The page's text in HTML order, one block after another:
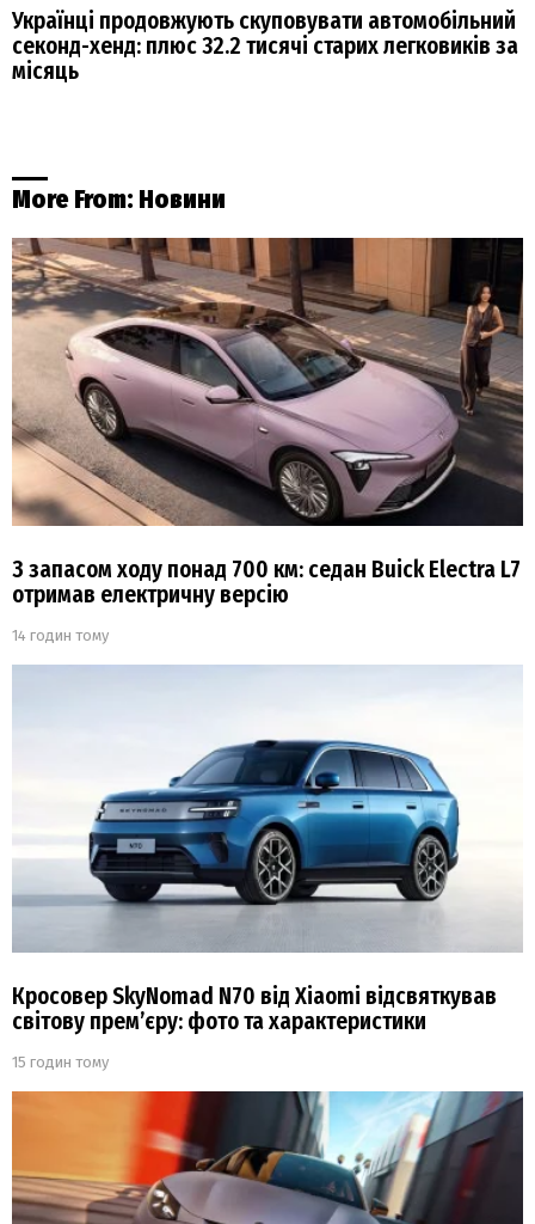
Українці продовжують скуповувати автомобільний
секонд-хенд: плюс 32.2 тисячі старих легковиків за
місяць
More From: Новини
З запасом ходу понад 700 км: седан Buick Electra L7
отримав електричну версію
14 годин тому
Кросовер SkyNomad N70 від Xiaomi відсвяткував
світову прем’єру: фото та характеристики
15 годин тому